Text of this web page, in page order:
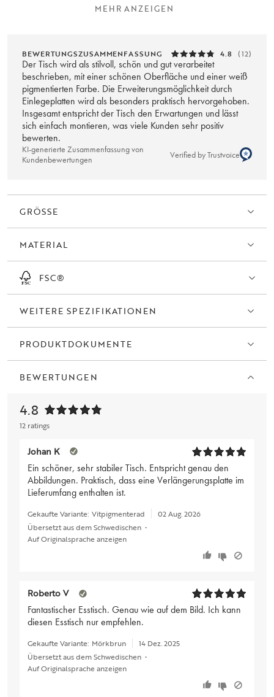
Länge des Tisches beträgt dann 210 cm. Der Tisch ist aus massiver,
Esstisch wird aus 100% FSC®-zertifiziertem Holz hergestellt und ist
eine gute und nachhaltige Wahl.
Denken Sie daran, dass geölte Oberflächen vor dem Gebrauch und
dann regelmäßig 2-3 Mal pro Jahr mit Möbelöl behandelt werden
sollten. Dies gilt insbesondere für die Tischplatte eines Esstisches, um
die Widerstandsfähigkeit gegen Flecken und Kratzer zu erhalten.
Vor dem Ölen des Möbelstücks muss die Oberfläche gereinigt
werden, um Schmutz und Fett zu entfernen; dazu sollte ein spezieller
MEHR ANZEIGEN
BEWERTUNGSZUSAMMENFASSUNG 4.8 (12)
Der Tisch wird als stilvoll, schön und gut verarbeitet
beschrieben, mit einer schönen Oberfläche und einer weiß
pigmentierten Farbe. Die Erweiterungsmöglichkeit durch
Einlegeplatten wird als besonders praktisch hervorgehoben.
Insgesamt entspricht der Tisch den Erwartungen und lässt
sich einfach montieren, was viele Kunden sehr positiv
bewerten.
KI-generierte Zusammenfassung von
Kundenbewertungen
Verified by Trustvoice
GRÖSSE
MATERIAL
FSC®
WEITERE SPEZIFIKATIONEN
PRODUKTDOKUMENTE
BEWERTUNGEN
4.8
12 ratings
Johan K
Ein schöner, sehr stabiler Tisch. Entspricht genau den
Abbildungen. Praktisch, dass eine Verlängerungsplatte im
Lieferumfang enthalten ist.
Gekaufte Variante: Vitpigmenterad
02 Aug. 2026
Übersetzt aus dem Schwedischen •
Auf Originalsprache anzeigen
Roberto V
Fantastischer Esstisch. Genau wie auf dem Bild. Ich kann
diesen Esstisch nur empfehlen.
Gekaufte Variante: Mörkbrun
14 Dez. 2025
Übersetzt aus dem Schwedischen •
Auf Originalsprache anzeigen